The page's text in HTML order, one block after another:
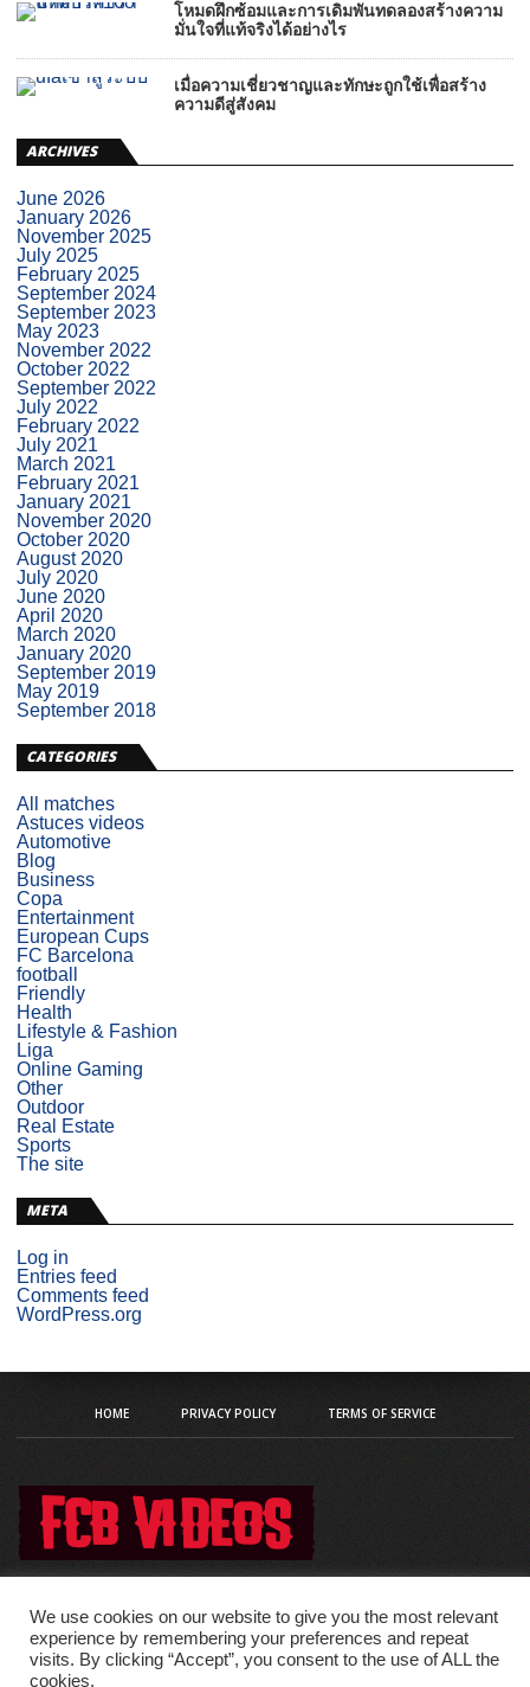
โหมดฝึกซ้อมและการเดิมพันทดลองสร้างความ
มั่นใจที่แท้จริงได้อย่างไร
เมื่อความเชี่ยวชาญและทักษะถูกใช้เพื่อสร้าง
ความดีสู่สังคม
ARCHIVES
June 2026
January 2026
November 2025
July 2025
February 2025
September 2024
September 2023
May 2023
November 2022
October 2022
September 2022
July 2022
February 2022
July 2021
March 2021
February 2021
January 2021
November 2020
October 2020
August 2020
July 2020
June 2020
April 2020
March 2020
January 2020
September 2019
May 2019
September 2018
CATEGORIES
All matches
Astuces videos
Automotive
Blog
Business
Copa
Entertainment
European Cups
FC Barcelona
football
Friendly
Health
Lifestyle & Fashion
Liga
Online Gaming
Other
Outdoor
Real Estate
Sports
The site
META
Log in
Entries feed
Comments feed
WordPress.org
HOME PRIVACY POLICY TERMS OF SERVICE
Copyright © 2020 fcb-videos
We use cookies on our website to give you the most relevant
experience by remembering your preferences and repeat
visits. By clicking “Accept”, you consent to the use of ALL the
cookies.